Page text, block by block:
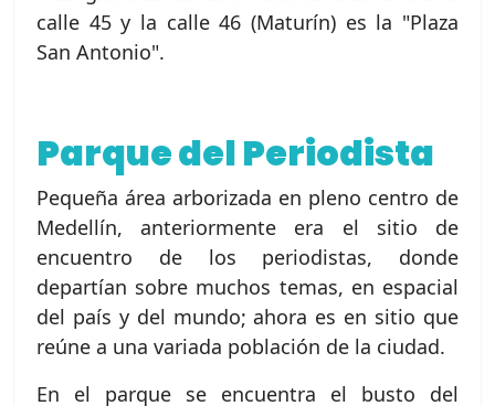
calle 45 y la calle 46 (Maturín) es la "Plaza
San Antonio".
Parque del Periodista
Pequeña área arborizada en pleno centro de
Medellín, anteriormente era el sitio de
encuentro de los periodistas, donde
departían sobre muchos temas, en espacial
del país y del mundo; ahora es en sitio que
reúne a una variada población de la ciudad.
En el parque se encuentra el busto del